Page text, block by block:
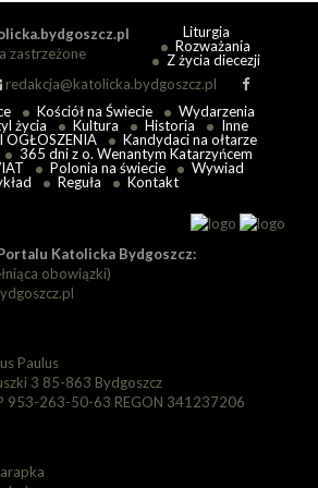
zastrzeżone
redakcja@katolicka.bydgoszcz.pl
Liturgia
Rozważania
Z życia diecezji
Kościół na Świecie
Wydarzenia
życia Kultura Historia
Inne
OGŁOSZENIA
Kandydaci na ołtarze
365 dni z o. Wenantym Katarzyńcem
Polonia na świecie
Wywiad
Reguła Kontakt
Katolicka Bydgoszcz:
obowiązki)
Paulus
3 85-863 Bydgoszcz
953-263-50-63 REGON 341237206